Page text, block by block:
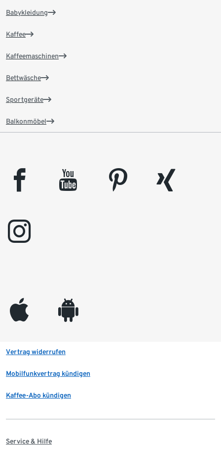
Babykleidung
Kaffee
Kaffeemaschinen
Bettwäsche
Sportgeräte
Balkonmöbel
facebook youtube pinterest
xing
instagram
appleinc android
Vertrag widerrufen
Mobilfunkvertrag kündigen
Kaffee-Abo kündigen
Service & Hilfe